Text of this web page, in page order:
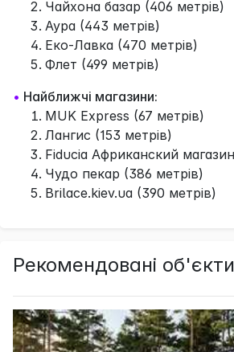
Чайхона базар (406 метрів)
Аура (443 метрів)
Еко-Лавка (470 метрів)
Флет (499 метрів)
• Найближчі магазини:
MUK Express (67 метрів)
Лангис (153 метрів)
Fiducia Африканский
Чудо пекар (386 метрів)
Brilace.kiev.ua (390 метрів)
Рекомендовані об'єкти